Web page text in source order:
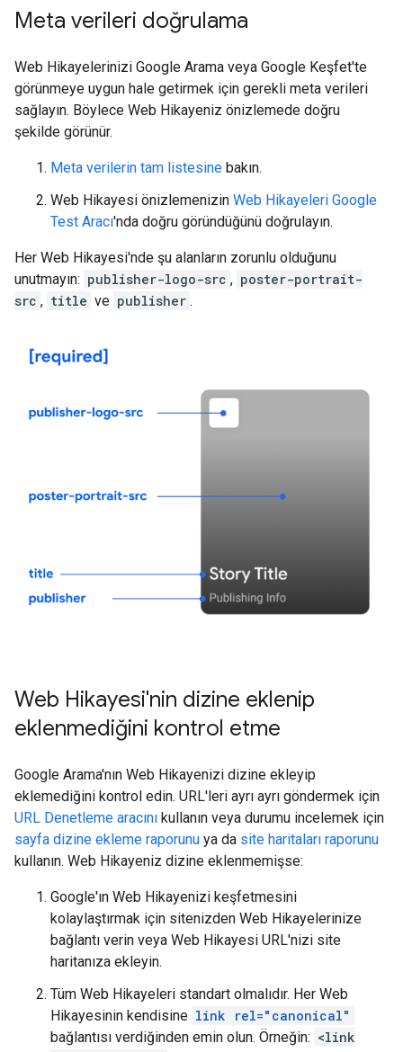
Meta verileri doğrulama
Web Hikayelerinizi Google Arama veya Google Keşfet'te
görünmeye uygun hale getirmek için gerekli meta verileri
sağlayın. Böylece Web Hikayeniz önizlemede doğru
şekilde görünür.
Meta verilerin tam listesine bakın.
Web Hikayesi önizlemenizin Web Hikayeleri Google
Test Aracı'nda doğru göründüğünü doğrulayın.
Her Web Hikayesi'nde şu alanların zorunlu olduğunu
unutmayın: publisher-logo-src , poster-portrait-
src , title ve publisher .
Web Hikayesi'nin dizine eklenip
eklenmediğini kontrol etme
Google Arama'nın Web Hikayenizi dizine ekleyip
eklemediğini kontrol edin. URL'leri ayrı ayrı göndermek için
URL Denetleme aracını kullanın veya durumu incelemek için
sayfa dizine ekleme raporunu ya da site haritaları raporunu
kullanın. Web Hikayeniz dizine eklenmemişse:
Google'ın Web Hikayenizi keşfetmesini
kolaylaştırmak için sitenizden Web Hikayelerinize
bağlantı verin veya Web Hikayesi URL'nizi site
haritanıza ekleyin.
Tüm Web Hikayeleri standart olmalıdır. Her Web
Hikayesinin kendisine link rel="canonical"
bağlantısı verdiğinden emin olun. Örneğin: <link